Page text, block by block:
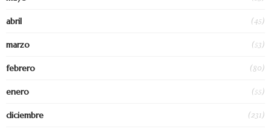
abril (45)
marzo (53)
febrero (80)
enero (55)
diciembre (231)